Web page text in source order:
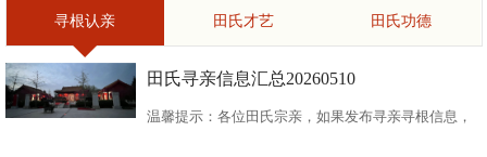
寻根认亲 田氏才艺 田氏功德
田氏寻亲信息汇总20260510
温馨提示：各位田氏宗亲，如果发布寻亲寻根信息，